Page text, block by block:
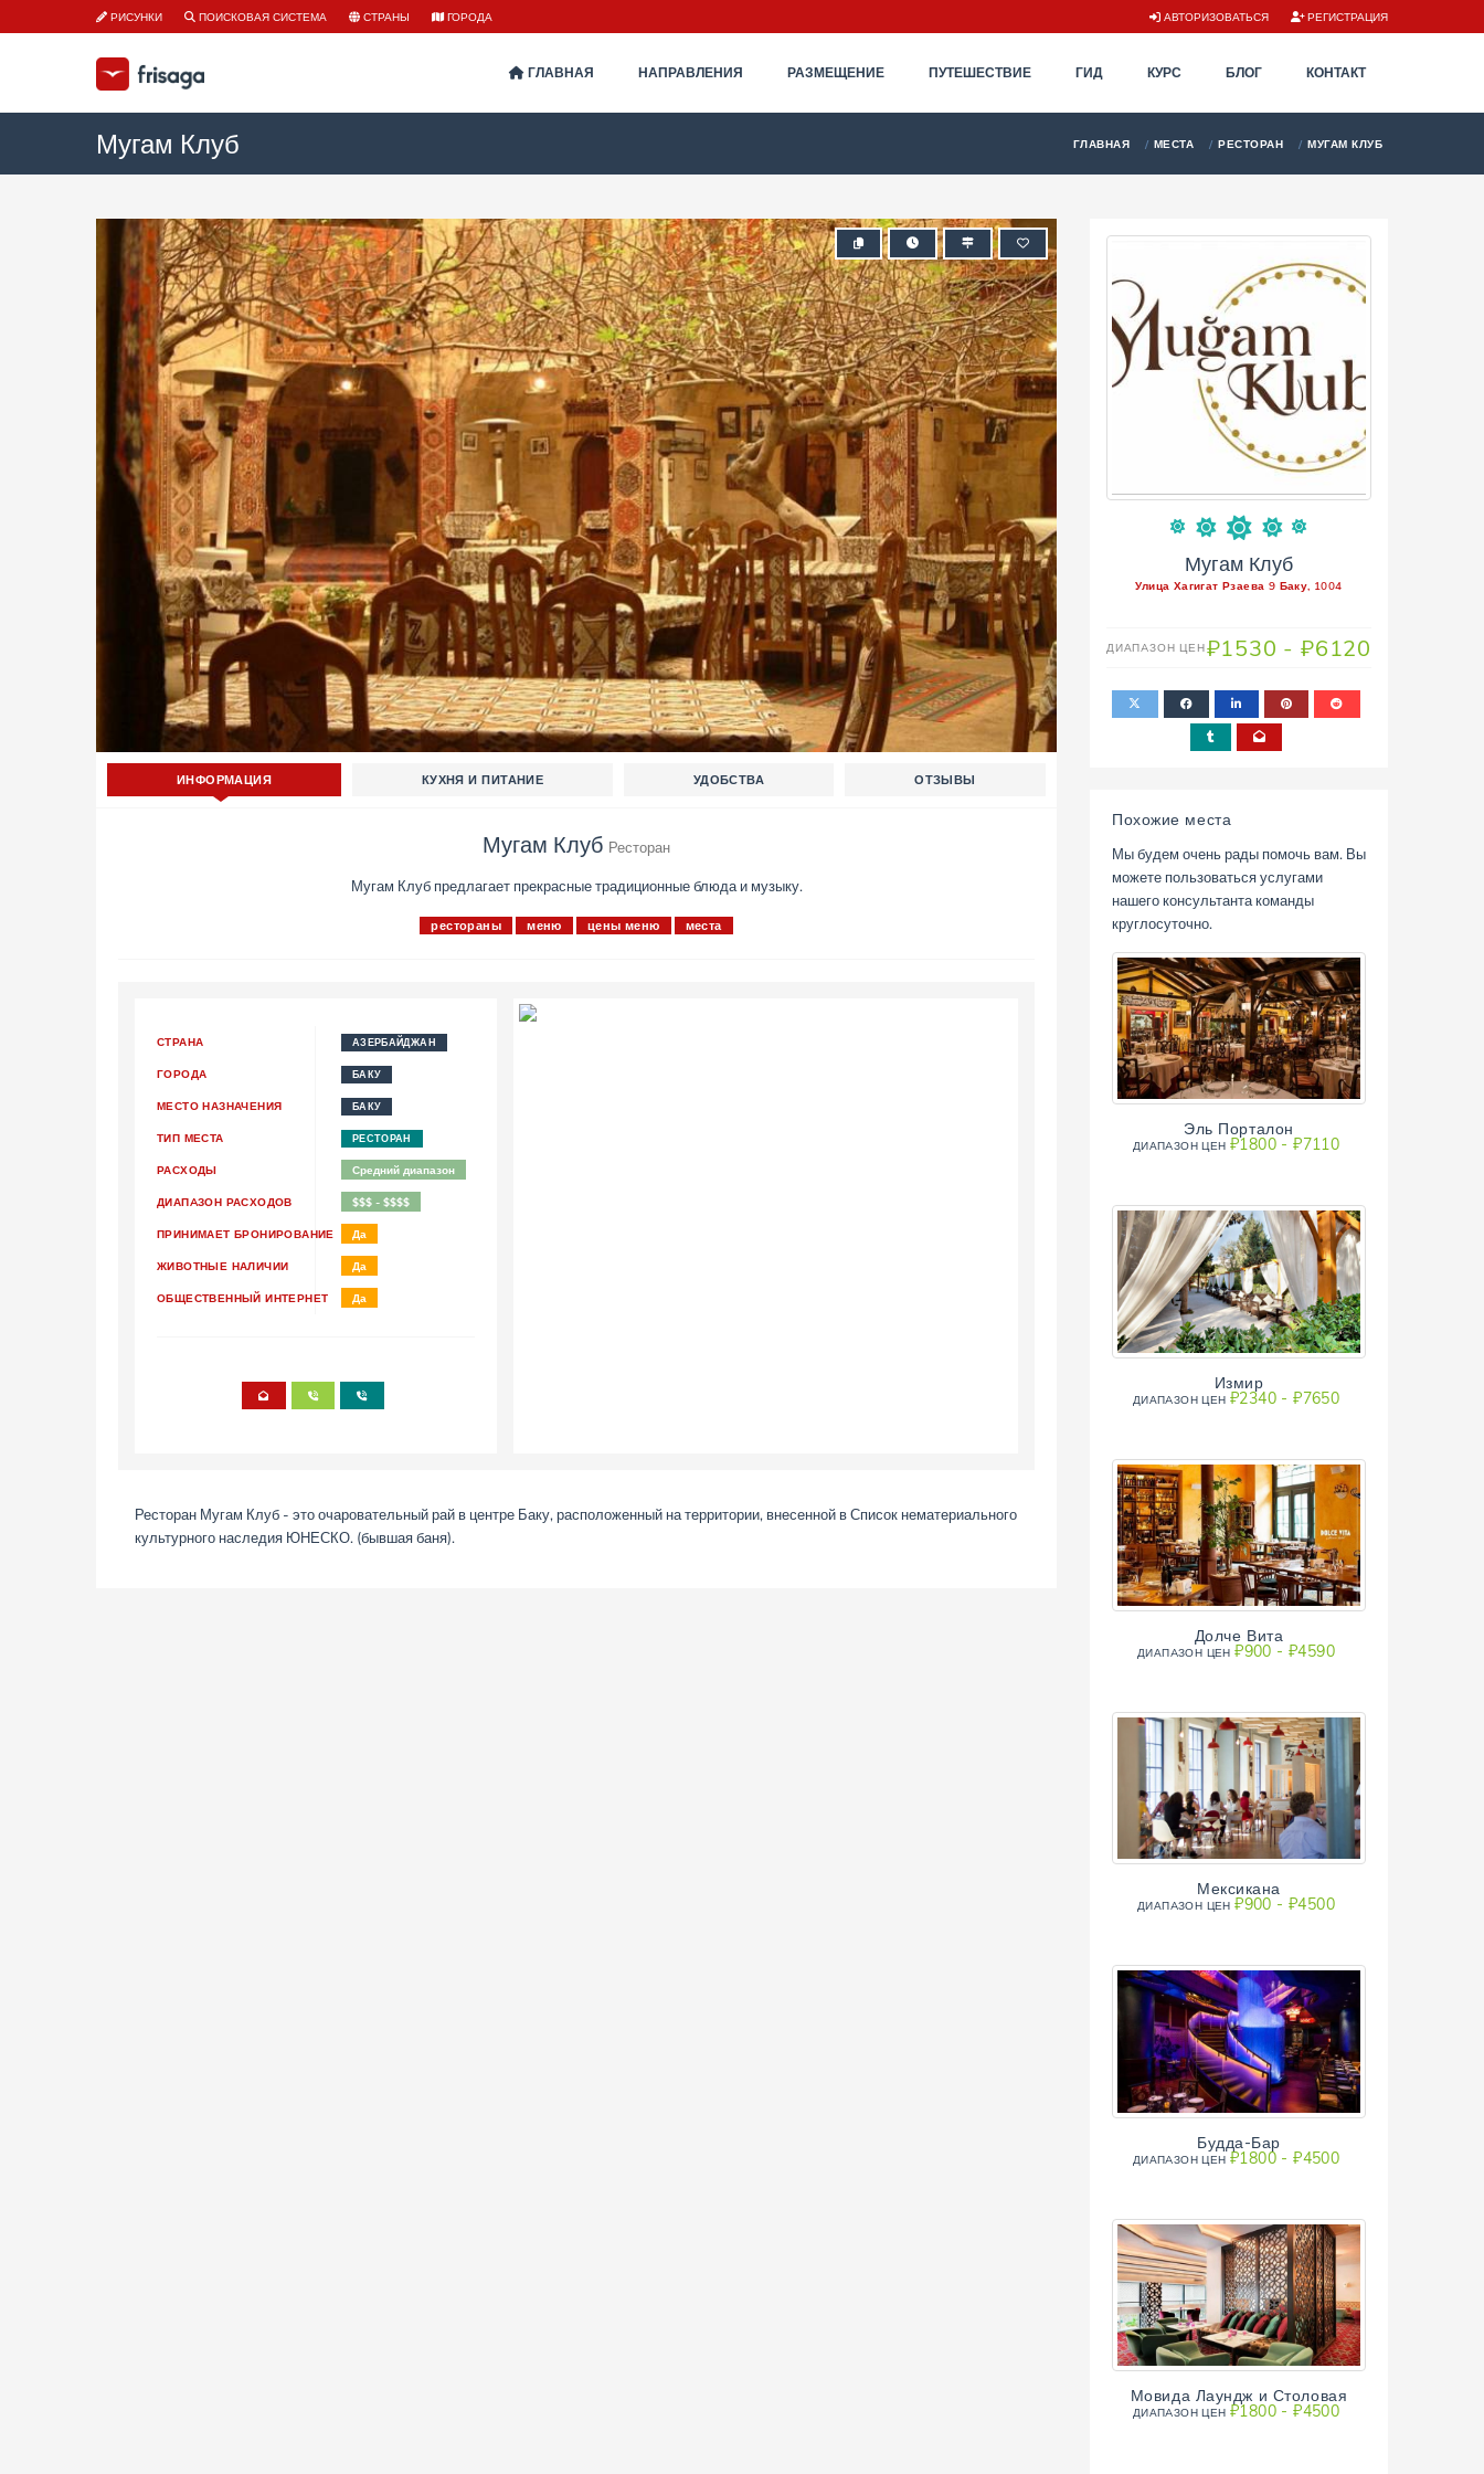
РИСУНКИ ПОИСКОВАЯ СИСТЕМА СТРАНЫ ГОРОДА АВТОРИЗОВАТЬСЯ РЕГИСТРАЦИЯ
ГЛАВНАЯ НАПРАВЛЕНИЯ РАЗМЕЩЕНИЕ ПУТЕШЕСТВИЕ ГИД КУРС БЛОГ КОНТАКТ
Мугам Клуб ГЛАВНАЯ МЕСТА РЕСТОРАН МУГАМ КЛУБ
ИНФОРМАЦИЯ КУХНЯ И ПИТАНИЕ УДОБСТВА ОТЗЫВЫ
Мугам Клуб Ресторан
Мугам Клуб предлагает прекрасные традиционные блюда и музыку.
рестораны меню цены меню места
СТРАНА АЗЕРБАЙДЖАН
ГОРОДА БАКУ
МЕСТО НАЗНАЧЕНИЯ БАКУ
ТИП МЕСТА РЕСТОРАН
РАСХОДЫ Средний диапазон
ДИАПAЗОН РАСХОДОВ $$$ - $$$$
ПРИНИМАЕТ БРОНИРОВАНИЕ Да
ЖИВОТНЫЕ НАЛИЧИИ Да
ОБЩЕСТВЕННЫЙ ИНТЕРНЕТ Да
Ресторан Мугам Клуб - это очаровательный рай в центре Баку, расположенный на территории, внесенной в Список нематериального
культурного наследия ЮНЕСКО. (бывшая баня).
Мугам Клуб
Улица Хагигат Рзаева 9 Баку, 1004
ДИАПAЗОН ЦЕН₽1530 - ₽6120
Похожие места
Мы будем очень рады помочь вам. Вы
можете пользоваться услугами
нашего консультанта команды
круглосуточно.
Эль Порталон
ДИАПAЗОН ЦЕН ₽1800 - ₽7110
Измир
ДИАПAЗОН ЦЕН ₽2340 - ₽7650
Долче Вита
ДИАПAЗОН ЦЕН₽900 - ₽4590
Мексикана
ДИАПAЗОН ЦЕН₽900 - ₽4500
Будда-Бар
ДИАПAЗОН ЦЕН ₽1800 - ₽4500
Мовида Лаундж и Столовая
ДИАПAЗОН ЦЕН ₽1800 - ₽4500